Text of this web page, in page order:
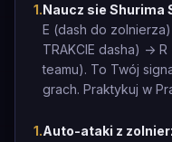
1.Naucz sie Shurima
E (dash do
TRAKCIE dasha) ->
teamu). To Twój
grach. Praktykuj w
1.Auto-ataki z